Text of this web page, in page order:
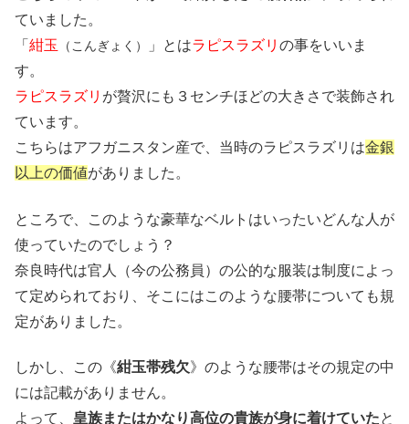
ていました。
「 紺玉 （こんぎょく） 」とはラピスラズリ の事をいいま
す。
ラピスラズリ が贅沢にも３センチほどの大きさで装飾され
ています。
こちらはアフガニスタン産で、当時のラピスラズリは金銀
以上の価値がありました。
ところで、このような豪華なベルトはいったいどんな人が
使っていたのでしょう？
奈良時代は官人（今の公務員）の公的な服装は制度によっ
て定められており、そこにはこのような腰帯についても規
定がありました。
しかし、この《紺玉帯残欠》のような腰帯はその規定の中
には記載がありません。
よって、 皇族またはかなり高位の貴族が身に着けていたと